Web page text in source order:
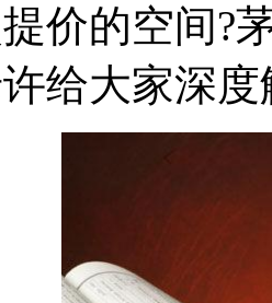
价的空间?
给大家深度